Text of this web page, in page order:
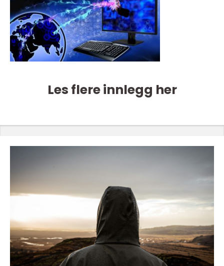
Les flere innlegg her